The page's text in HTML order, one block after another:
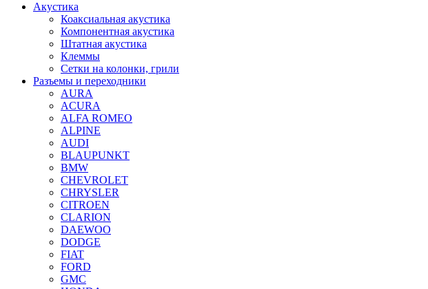
Акустика
Коаксиальная акустика
Компонентная акустика
Штатная акустика
Клеммы
Сетки на колонки, грили
Разъемы и переходники
AURA
ACURA
ALFA ROMEO
ALPINE
AUDI
BLAUPUNKT
BMW
CHEVROLET
CHRYSLER
CITROEN
CLARION
DAEWOO
DODGE
FIAT
FORD
GMC